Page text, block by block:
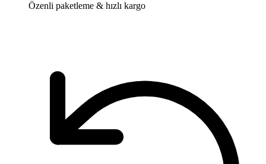
Özenli paketleme & hızlı kargo